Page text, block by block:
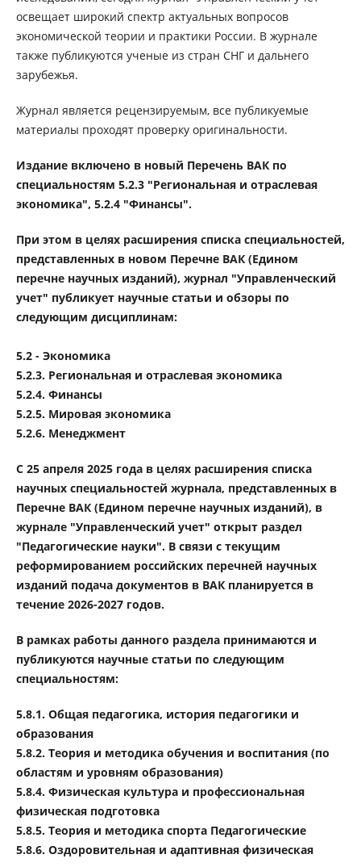
освещает широкий спектр актуальных вопросов
экономической теории и практики России. В журнале
также публикуются ученые из стран СНГ и дальнего
зарубежья.
Журнал является рецензируемым, все публикуемые
материалы проходят проверку оригинальности.
Издание включено в новый Перечень ВАК по
специальностям 5.2.3 "Региональная и отраслевая
экономика", 5.2.4 "Финансы".
При этом в целях расширения списка специальностей,
представленных в новом Перечне ВАК (Едином
перечне научных изданий), журнал "Управленческий
учет" публикует научные статьи и обзоры по
следующим дисциплинам:
5.2 - Экономика
5.2.3. Региональная и отраслевая экономика
5.2.4. Финансы
5.2.5. Мировая экономика
5.2.6. Менеджмент
С 25 апреля 2025 года в целях расширения списка
научных специальностей журнала, представленных в
Перечне ВАК (Едином перечне научных изданий), в
журнале "Управленческий учет" открыт раздел
"Педагогические науки". В связи с текущим
реформированием российских перечней научных
изданий подача документов в ВАК планируется в
течение 2026-2027 годов.
В рамках работы данного раздела принимаются и
публикуются научные статьи по следующим
специальностям:
5.8.1. Общая педагогика, история педагогики и
образования
5.8.2. Теория и методика обучения и воспитания (по
областям и уровням образования)
5.8.4. Физическая культура и профессиональная
физическая подготовка
5.8.5. Теория и методика спорта Педагогические
5.8.6. Оздоровительная и адаптивная физическая